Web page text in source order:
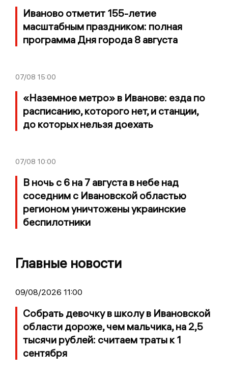
Иваново отметит 155-летие
масштабным праздником: полная
программа Дня города 8 августа
07/08 15:00
«Наземное метро» в Иванове: езда по
расписанию, которого нет, и станции,
до которых нельзя доехать
07/08 10:00
В ночь с 6 на 7 августа в небе над
соседним с Ивановской областью
регионом уничтожены украинские
беспилотники
Главные новости
09/08/2026 11:00
Собрать девочку в школу в Ивановской
области дороже, чем мальчика, на 2,5
тысячи рублей: считаем траты к 1
сентября